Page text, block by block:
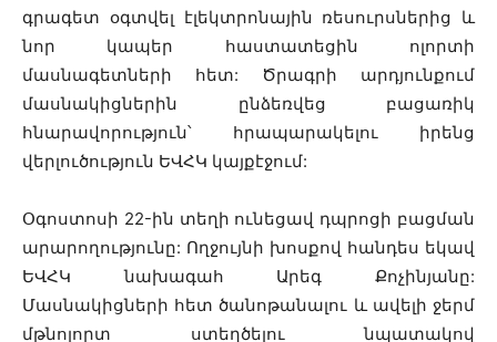
գրագետ օգտվել էլեկտրոնային ռեսուրսներից և
նոր կապեր հաստատեցին ոլորտի
մասնագետների հետ: Ծրագրի արդյունքում
մասնակիցներին ընձեռվեց բացառիկ
հնարավորություն՝ հրապարակելու իրենց
վերլուծություն ԵՎՀԿ կայքէջում:
Օգոստոսի 22-ին տեղի ունեցավ դպրոցի բացման
արարողությունը: Ողջույնի խոսքով հանդես եկավ
ԵՎՀԿ նախագահ Արեգ Քոչինյանը:
Մասնակիցների հետ ծանոթանալու և ավելի ջերմ
մթնոլորտ ստեղծելու նպատակով